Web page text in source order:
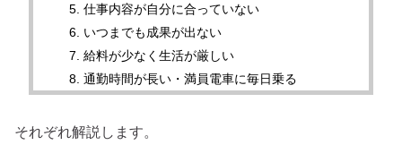
仕事内容が自分に合っていない
いつまでも成果が出ない
給料が少なく生活が厳しい
通勤時間が長い・満員電車に毎日乗る
それぞれ解説します。